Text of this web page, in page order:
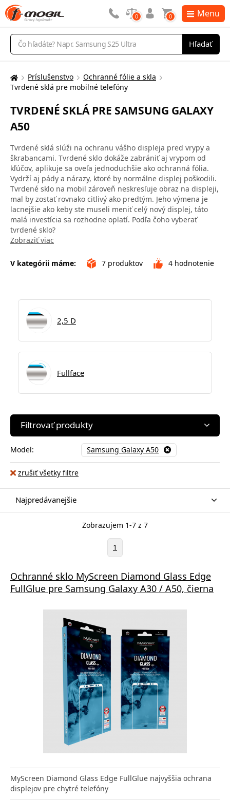
Vyhľadávanie
Hľadať
0 0 Menu
Tu
nachádzate:
Príslušenstvo
Ochranné fólie a skla
Tvrdené sklá pre mobilné telefóny
TVRDENÉ SKLÁ PRE SAMSUNG GALAXY
A50
Tvrdené sklá slúži na ochranu vášho displeja pred vrypy a
škrabancami. Tvrdené sklo dokáže zabrániť aj vrypom od
kľúčov, aplikuje sa oveľa jednoduchšie ako ochranná fólia.
Vydrží aj pády a nárazy, ktoré by normálne displej poškodili.
Tvrdené sklo na mobil zároveň neskresľuje obraz na displeji,
mal by zostať rovnako citlivý ako predtým. Jeho výmena je
lacnejšie ako keby ste museli meniť celý nový displej, táto
malá investícia sa rozhodne oplatí. Podľa čoho vyberať
tvrdené sklo?
Zobraziť viac
V kategórii máme: 7 produktov 4 hodnotenie
2,5 D
Fullface
Filtrovať produkty
Model: Samsung Galaxy A50
zrušiť všetky filtre
Najpredávanejšie
Zobrazujem 1-7 z 7
1
Ochranné sklo MyScreen Diamond Glass Edge
FullGlue pre Samsung Galaxy A30 / A50, čierna
MyScreen Diamond Glass Edge FullGlue najvyššia ochrana
displejov pre chytré telefóny